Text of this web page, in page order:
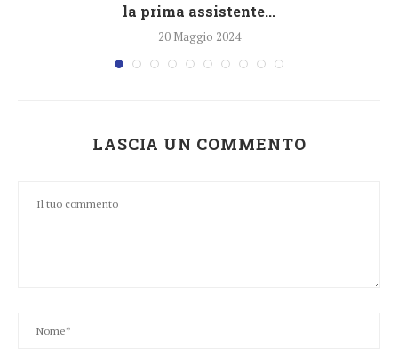
la prima assistente...
20 Maggio 2024
LASCIA UN COMMENTO